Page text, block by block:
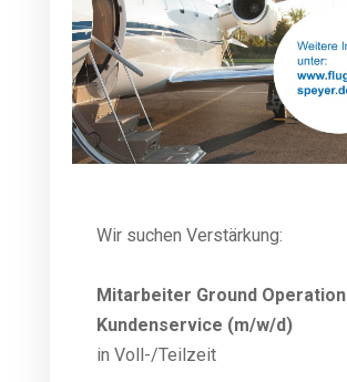
Wir suchen Verstärkung:
Mitarbeiter Ground
Kundenservice (m/w/d)
in Voll-/Teilzeit